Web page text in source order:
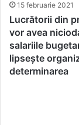
15 februarie 2021
Lucrătorii din
vor avea
salariile
lipsește
determinarea